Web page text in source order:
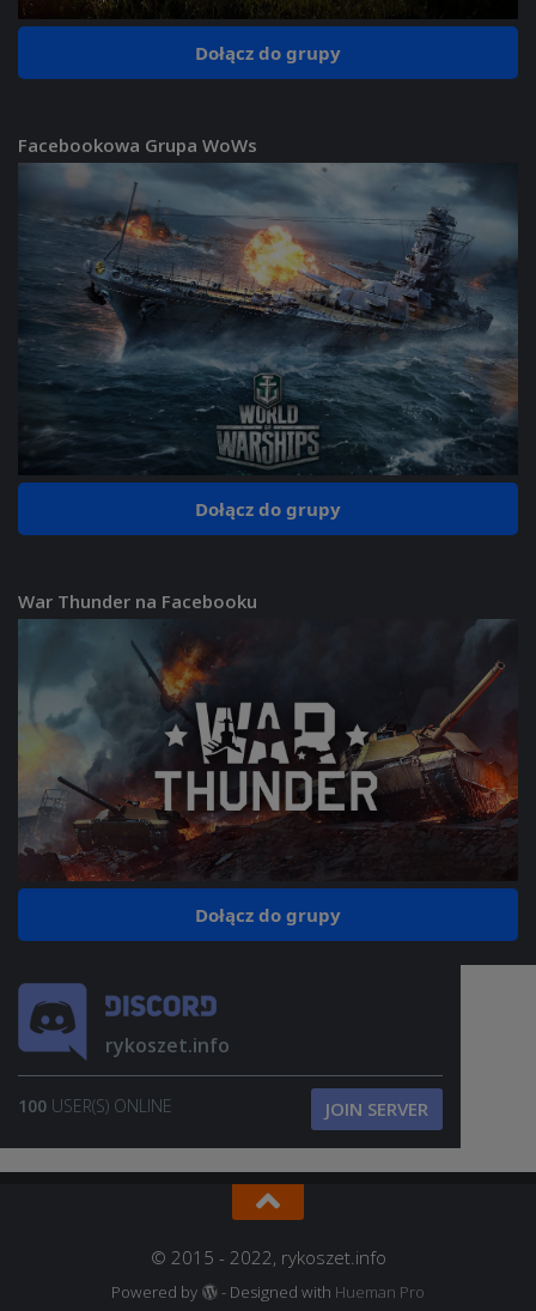
Dołącz do grupy
Facebookowa Grupa WoWs
Dołącz do grupy
War Thunder na Facebooku
Dołącz do grupy
rykoszet.info
100 USER(S) ONLINE JOIN SERVER
© 2015 - 2022, rykoszet.info
Powered by - Designed with Hueman Pro